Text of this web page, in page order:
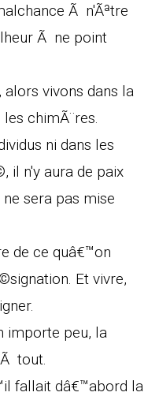
Ã n'Ãªtre
Ã ne point
vivons dans la
chimÃ¨res.
ni dans les
il n'y aura de paix
sera pas mise
de ce quâ€™on
Et vivre,
importe peu, la
tout.
fallait dâ€™abord la